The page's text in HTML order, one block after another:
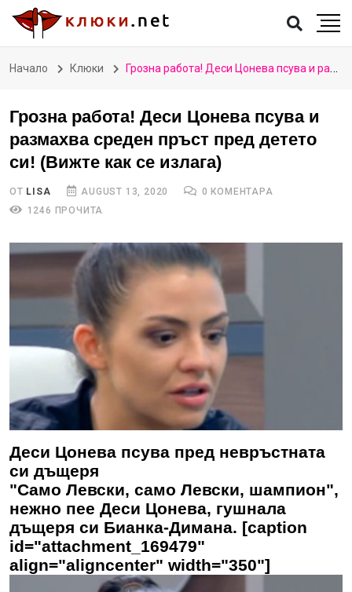
Начало Клюки Грозна работа! Деси Цонева псува и размахва среден пръст пред детето си! (Вижте как се излага)
Грозна работа! Деси Цонева псува и
размахва среден пръст пред детето
си! (Вижте как се излага)
ОТ LISA AUGUST 13, 2020
0 КОМЕНТАРА
1246 ПРОЧИТА
Деси Цонева псува пред невръстната
си дъщеря
"Само Левски, само Левски, шампион",
нежно пее Деси Цонева, гушнала
дъщеря си Бианка-Димана. [caption
id="attachment_169479"
align="aligncenter" width="350"]